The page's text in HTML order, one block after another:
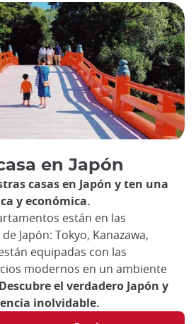
en Japón
casas en Japón y ten una
y económica.
están en las
Japón: Tokyo, Kanazawa,
equipadas con las
modernos en un ambiente
Descubre el verdadero Japón y
inolvidable.